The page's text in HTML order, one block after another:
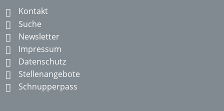
Kontakt
Suche
Newsletter
Impressum
Datenschutz
Stellenangebote
Schnupperpass